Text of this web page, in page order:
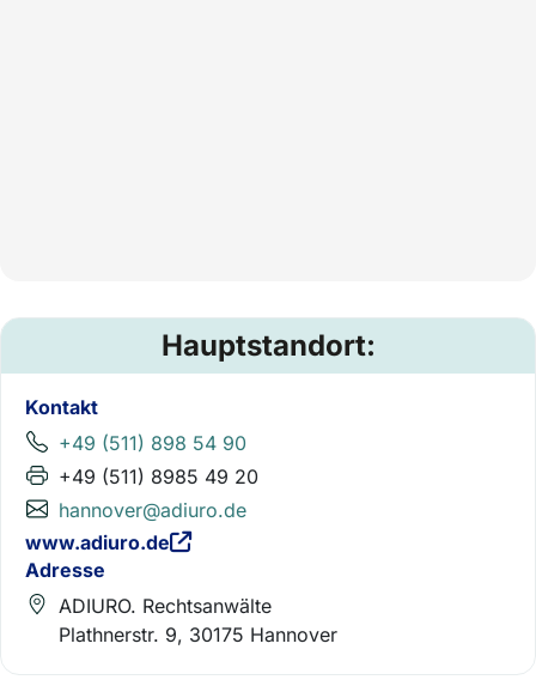
Hauptstandort:
Kontakt
+49 (511) 898 54 90
+49 (511) 8985 49 20
hannover@adiuro.de
www.adiuro.de
Adresse
ADIURO. Rechtsanwälte
Plathnerstr. 9, 30175 Hannover